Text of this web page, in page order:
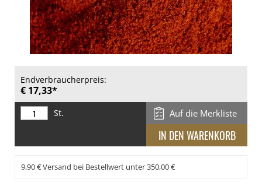
Endverbraucherpreis:
€ 17,33*
St. Auf die Merkliste
9,90 € Versand bei Bestellwert unter 350,00 €